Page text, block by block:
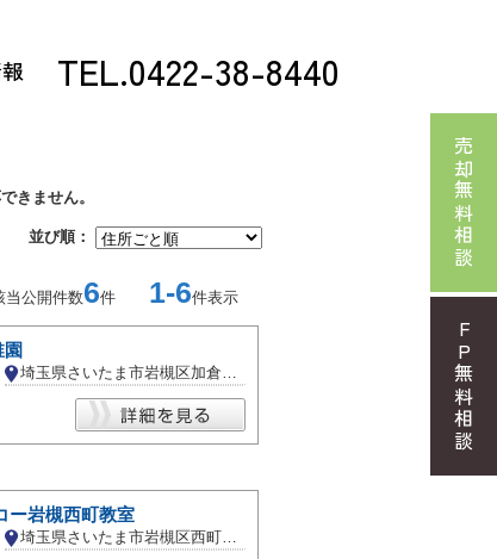
TEL.0422-38-8440
きません。
並び順：
当公開件数6件 1-6件表示
埼玉県さいたま市岩槻区加倉１丁目
ー岩槻西町教室
埼玉県さいたま市岩槻区西町２丁目
売却無料相談
FP無料相談